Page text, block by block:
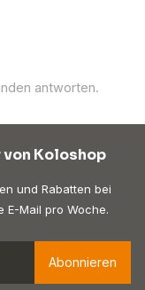
antworten.
Koloshop
und Rabatten bei
E-Mail pro Woche.
Abonnieren